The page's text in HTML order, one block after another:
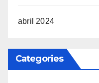
abril 2024
Categories